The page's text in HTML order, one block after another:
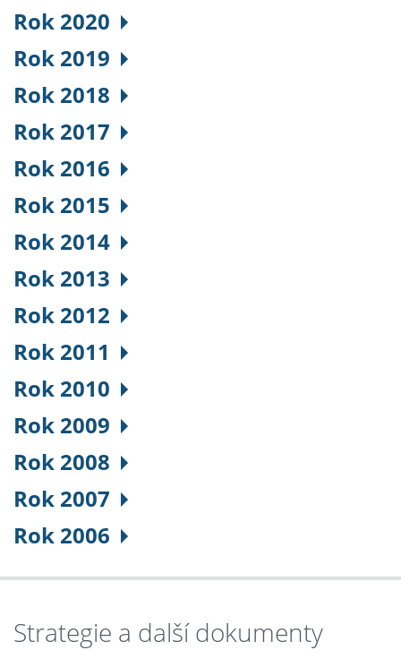
Rok 2020
Rok 2019
Rok 2018
Rok 2017
Rok 2016
Rok 2015
Rok 2014
Rok 2013
Rok 2012
Rok 2011
Rok 2010
Rok 2009
Rok 2008
Rok 2007
Rok 2006
Strategie a další dokumenty